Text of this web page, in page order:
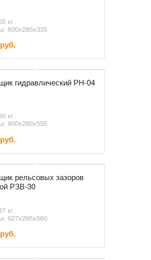
кг.
600х285х335
гидравлический РН-04
кг.
800х280х555
рельсовых зазоров
РЗВ-30
кг.
627х295х560